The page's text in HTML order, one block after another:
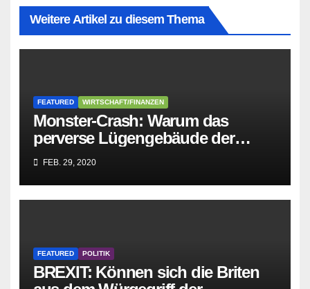
Weitere Artikel zu diesem Thema
FEATURED WIRTSCHAFT/FINANZEN
Monster-Crash: Warum das
perverse Lügengebäude der
Sozialisten in sich
zusammenbricht!
FEB. 29, 2020
FEATURED POLITIK
BREXIT: Können sich die Briten